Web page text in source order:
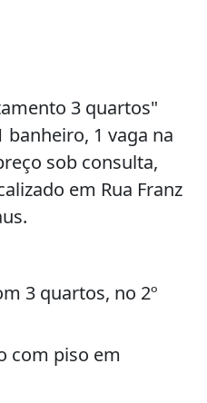
3 quartos"
1 vaga na
sob consulta,
em Rua Franz
3 quartos, no 2º
com piso em